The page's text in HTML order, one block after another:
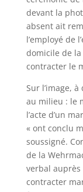
devant la
absent ait
l’employé de
domicile de
contracter le
Sur l’image,
au milieu : le
l’acte d’un
« ont conclu
soussigné.
de la
verbal
contracter